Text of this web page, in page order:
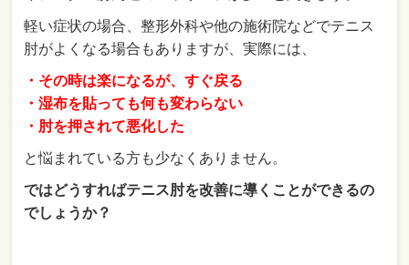
軽い症状の場合、整形外科や他の施術院などでテニス
肘がよくなる場合もありますが、実際には、
・その時は楽になるが、すぐ戻る
・湿布を貼っても何も変わらない
・肘を押されて悪化した
と悩まれている方も少なくありません。
ではどうすればテニス肘を改善に導くことができるの
でしょうか？